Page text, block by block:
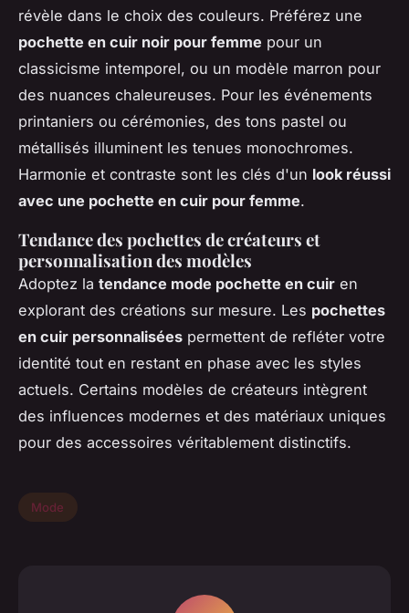
révèle dans le choix des couleurs. Préférez une
pochette en cuir noir pour femme pour un
classicisme intemporel, ou un modèle marron pour
des nuances chaleureuses. Pour les événements
printaniers ou cérémonies, des tons pastel ou
métallisés illuminent les tenues monochromes.
Harmonie et contraste sont les clés d'un look réussi
avec une pochette en cuir pour femme.
Tendance des pochettes de créateurs et
personnalisation des modèles
Adoptez la tendance mode pochette en cuir en
explorant des créations sur mesure. Les pochettes
en cuir personnalisées permettent de refléter votre
identité tout en restant en phase avec les styles
actuels. Certains modèles de créateurs intègrent
des influences modernes et des matériaux uniques
pour des accessoires véritablement distinctifs.
Mode